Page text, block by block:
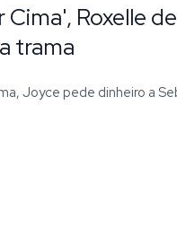
Cima', Roxelle
trama
Joyce pede dinheiro a